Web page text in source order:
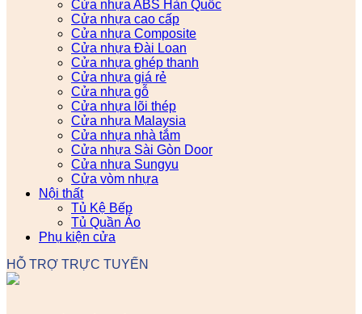
Cửa nhựa ABS Hàn Quốc
Cửa nhựa cao cấp
Cửa nhựa Composite
Cửa nhựa Đài Loan
Cửa nhựa ghép thanh
Cửa nhựa giá rẻ
Cửa nhựa gỗ
Cửa nhựa lõi thép
Cửa nhựa Malaysia
Cửa nhựa nhà tắm
Cửa nhựa Sài Gòn Door
Cửa nhựa Sungyu
Cửa vòm nhựa
Nội thất
Tủ Kệ Bếp
Tủ Quần Áo
Phụ kiện cửa
HỖ TRỢ TRỰC TUYẾN